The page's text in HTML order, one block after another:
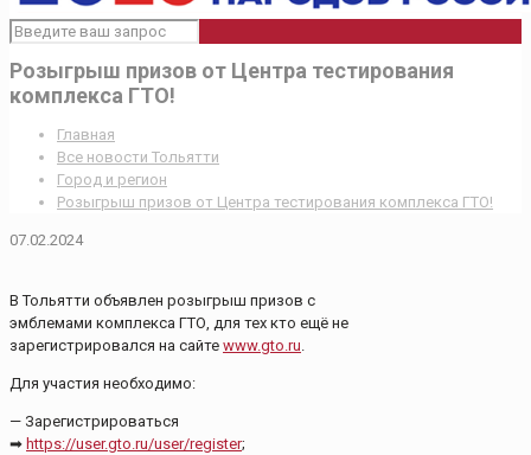
Розыгрыш призов от Центра тестирования
комплекса ГТО!
Главная
Все новости Тольятти
Город и регион
Розыгрыш призов от Центра тестирования комплекса ГТО!
07.02.2024
В Тольятти объявлен розыгрыш призов с
эмблемами комплекса ГТО, для тех кто ещё не
зарегистрировался на сайте www.gto.ru.
Для участия необходимо:
— Зарегистрироваться
➡ https://user.gto.ru/user/register;